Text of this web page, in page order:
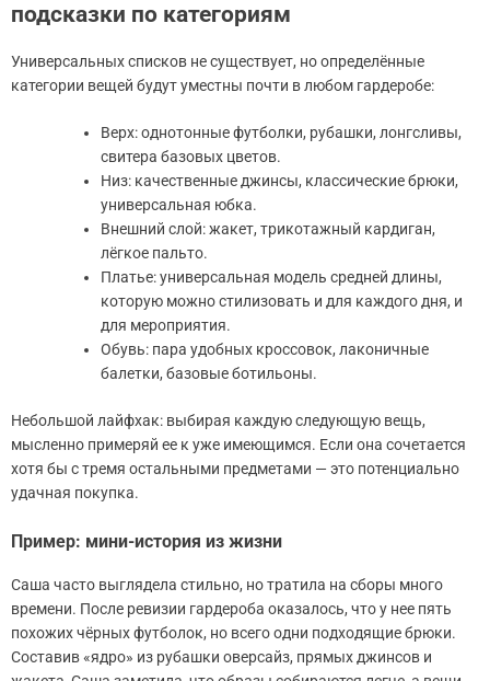
подсказки по категориям
Универсальных списков не существует, но определённые
категории вещей будут уместны почти в любом гардеробе:
Верх: однотонные футболки, рубашки, лонгсливы,
свитера базовых цветов.
Низ: качественные джинсы, классические брюки,
универсальная юбка.
Внешний слой: жакет, трикотажный кардиган,
лёгкое пальто.
Платье: универсальная модель средней длины,
которую можно стилизовать и для каждого дня, и
для мероприятия.
Обувь: пара удобных кроссовок, лаконичные
балетки, базовые ботильоны.
Небольшой лайфхак: выбирая каждую следующую вещь,
мысленно примеряй ее к уже имеющимся. Если она сочетается
хотя бы с тремя остальными предметами — это потенциально
удачная покупка.
Пример: мини-история из жизни
Саша часто выглядела стильно, но тратила на сборы много
времени. После ревизии гардероба оказалось, что у нее пять
похожих чёрных футболок, но всего одни подходящие брюки.
Составив «ядро» из рубашки оверсайз, прямых джинсов и